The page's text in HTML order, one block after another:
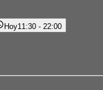
Hoy11:30 - 22:00